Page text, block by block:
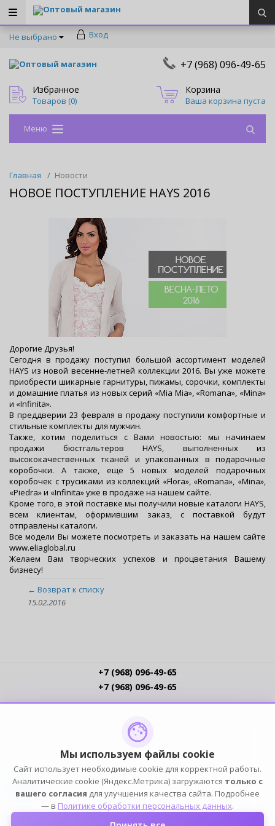
Оптовый магазин
Не выбрано Вход
Оптовый магазин +7 (968) 096-49-65
Избранное
Товаров (0)
Корзина
Ваша корзина пуста
Меню
Главная / Новости
НОВОЕ ПОСТУПЛЕНИЕ HAYS 2016
Дорогие Друзья!
Сегодня в продажу поступил большой ассортимент моделей
HAYS из новой весенне-летней коллекции 2016. Вы уже можете
приобрести шикарные гарнитуры, пижамы, сорочки, комплекты
и домашние платья из новых серий «Mia Mia», «Romana», «Mina»
и «Infinita».
В преддверии 23 февраля в продажу поступили комфортные и
стильные комплекты для мужчин.
Также, хотим поделиться с Вами новостью: мы начинаем
продажи бюстгальтеров HAYS, выполненных из
высококачественных тканей и упакованных в подарочные
коробочки. А также, еще 5 новых моделей подарочных
коробочек с трусиками из коллекций «Flora», «Romana», «Mina»,
«Piedra» и «Infinita» уже в продаже на нашем сайте.
Кроме того, в этой поставке мы получили новые каталоги HAYS,
всем клиентам, оформившим заказ, с поставкой будут
отправлены каталоги.
Все модели Вы можете посмотреть и заказать на нашем сайте
www.eliaglobal.ru
Желаем Вам творческих успехов и процветания Вашему
бизнесу!
← Возврат к списку
15.02.2016
+7 (968) 096-49-65
+7 (968) 096-49-65
Политика обработки ПДн
Публичная оферта
ПОДПИСЫВАЙСЯ
Мы используем файлы cookie
Сайт использует необходимые cookie для корректной работы.
Аналитические cookie (Яндекс.Метрика) загружаются только с
вашего согласия для улучшения качества сайта. Подробнее
— в Политике обработки персональных данных.